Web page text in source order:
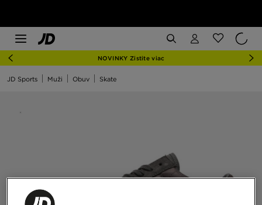
NOVINKY Zistite viac
JD Sports Muži Obuv Skate